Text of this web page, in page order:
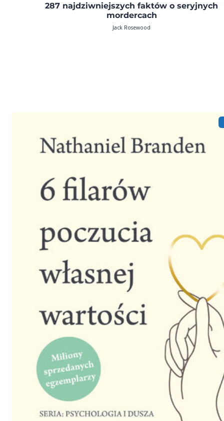
287 najdziwniejszych faktów o seryjnych
mordercach
Jack Rosewood